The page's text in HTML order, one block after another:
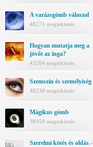
A varázsgömb válaszol
48271 megtekintés
Hogyan mutatja meg a
jövőt az inga?
43204 megtekintés
Szemszín és személyiség
40238 megtekintés
Mágikus gömb
38450 megtekintés
Szerelmi kötés és oldás -